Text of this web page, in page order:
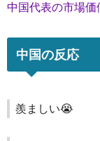
中国代表の市場価
中国の反応
羨ましい😭